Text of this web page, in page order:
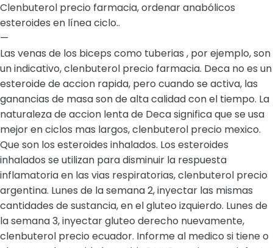
Clenbuterol precio farmacia, ordenar anabólicos
esteroides en línea ciclo..
—
Las venas de los biceps como tuberias , por ejemplo, son
un indicativo, clenbuterol precio farmacia. Deca no es un
esteroide de accion rapida, pero cuando se activa, las
ganancias de masa son de alta calidad con el tiempo. La
naturaleza de accion lenta de Deca significa que se usa
mejor en ciclos mas largos, clenbuterol precio mexico.
Que son los esteroides inhalados. Los esteroides
inhalados se utilizan para disminuir la respuesta
inflamatoria en las vias respiratorias, clenbuterol precio
argentina. Lunes de la semana 2, inyectar las mismas
cantidades de sustancia, en el gluteo izquierdo. Lunes de
la semana 3, inyectar gluteo derecho nuevamente,
clenbuterol precio ecuador. Informe al medico si tiene o